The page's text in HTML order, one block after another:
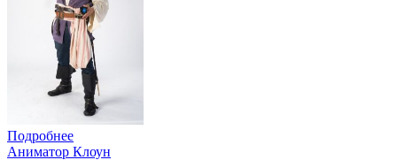
Подробнее
Аниматор Клоун